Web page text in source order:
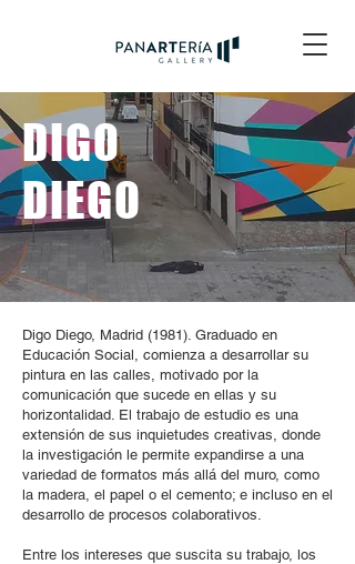
DIGO
DIEGO
Digo Diego, Madrid (1981). Graduado en
Educación Social, comienza a desarrollar su
pintura en las calles, motivado por la
comunicación que sucede en ellas y su
horizontalidad. El trabajo de estudio es una
extensión de sus inquietudes creativas, donde
la investigación le permite expandirse a una
variedad de formatos más allá del muro, como
la madera, el papel o el cemento; e incluso en el
desarrollo de procesos colaborativos.
Entre los intereses que suscita su trabajo, los